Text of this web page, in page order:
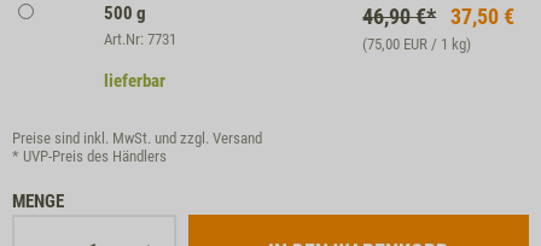
500 g
Art.Nr: 7731
46,90 €* 37,50€
(75,00 EUR / 1 kg)
lieferbar
Preise sind inkl. MwSt. und zzgl. Versand
* UVP-Preis des Händlers
MENGE